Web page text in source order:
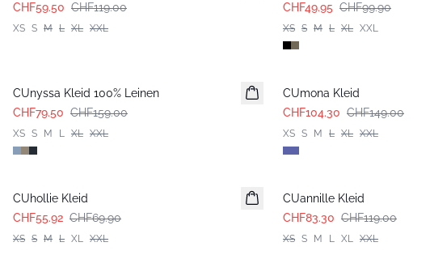
CHF59.50 CHF119.00
XS S M L XL XXL
CHF49.95 CHF99.90
XS S M L XL XXL
CUnyssa Kleid 100% Leinen
CHF79.50 CHF159.00
XS S M L XL XXL
CUmona Kleid
CHF104.30 CHF149.00
XS S M L XL XXL
CUhollie Kleid
CHF55.92 CHF69.90
XS S M L XL XXL
CUannille Kleid
CHF83.30 CHF119.00
XS S M L XL XXL